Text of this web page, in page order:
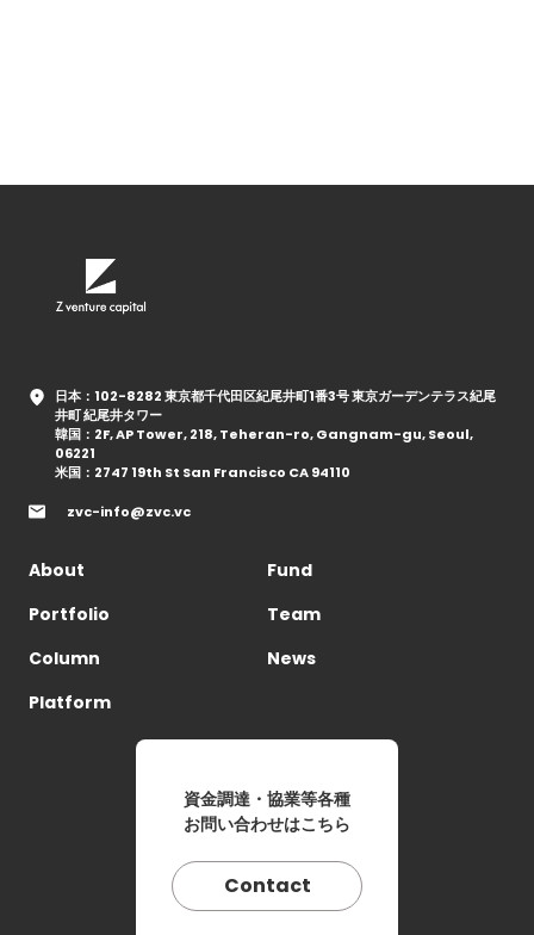
日本：102-8282 東京都千代田区紀尾井町1番3号 東京ガーデンテラス紀尾
井町 紀尾井タワー
韓国：2F, AP Tower, 218, Teheran-ro, Gangnam-gu, Seoul,
06221
米国：2747 19th St San Francisco CA 94110
zvc-info@zvc.vc
About
Fund
Portfolio
Team
Column
News
Platform
資金調達・協業等各種
お問い合わせはこちら
Contact